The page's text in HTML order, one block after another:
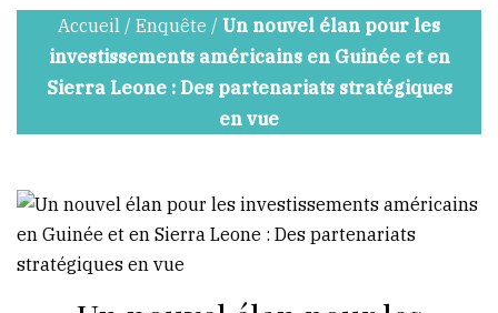
info@lepetitdepute.com
620
076
WhatsApp
Accueil / Enquête / Un nouvel élan pour les
investissements américains en Guinée et en
Sierra Leone : Des partenariats stratégiques
en vue